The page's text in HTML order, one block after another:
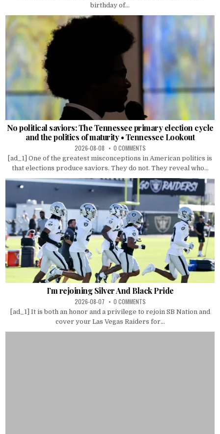
birthday of...
No political saviors: The Tennessee primary election cycle
and the politics of maturity • Tennessee Lookout
2026-08-08 0 COMMENTS
[ad_1] One of the greatest misconceptions in American politics is
that elections produce saviors. They do not. They reveal who...
I’m rejoining Silver And Black Pride
2026-08-07 0 COMMENTS
[ad_1] It is both an honor and a privilege to rejoin SB Nation and
cover your Las Vegas Raiders for...